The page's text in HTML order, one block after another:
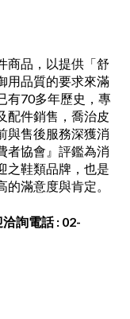
商品，以提供「舒
用品質的要求來滿
有70多年歷史，專
配件銷售，喬治皮
與售後服務深獲消
者協會』評鑑為消
之鞋類品牌，也是
滿意度與肯定。
詢電話 : 02-